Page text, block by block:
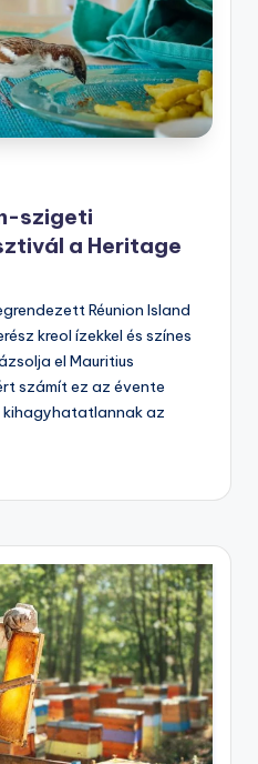
szigeti
a Heritage
Réunion Island
kreol ízekkel és színes
el Mauritius
számít ez az évente
kihagyhatatlannak az